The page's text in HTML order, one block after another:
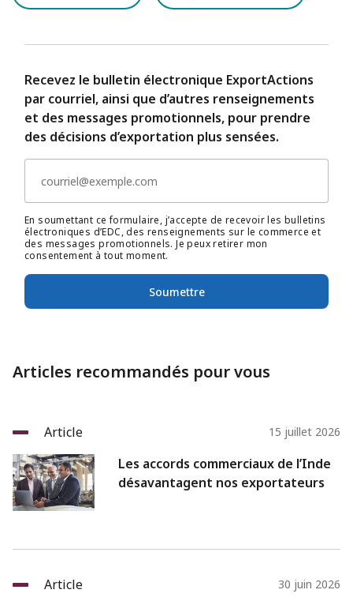
Recevez le bulletin électronique ExportActions
par courriel, ainsi que d’autres renseignements
et des messages promotionnels, pour prendre
des décisions d’exportation plus sensées.
En soumettant ce formulaire, j’accepte de recevoir les bulletins
électroniques d’EDC, des renseignements sur le commerce et
des messages promotionnels. Je peux retirer mon
consentement à tout moment.
Soumettre
Articles recommandés pour vous
Article 15 juillet 2026
Les accords commerciaux de l’Inde
désavantagent nos exportateurs
Article 30 juin 2026